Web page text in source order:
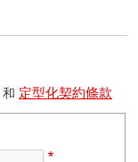
和 定型化契約條款